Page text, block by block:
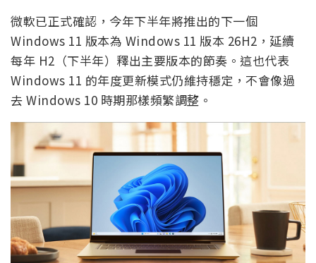
微軟已正式確認，今年下半年將推出的下一個
Windows 11 版本為 Windows 11 版本 26H2，延續
每年 H2（下半年）釋出主要版本的節奏。這也代表
Windows 11 的年度更新模式仍維持穩定，不會像過
去 Windows 10 時期那樣頻繁調整。